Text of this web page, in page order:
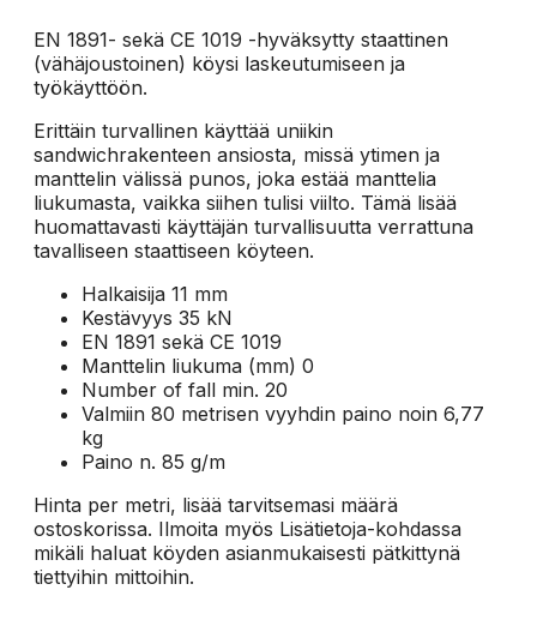
EN 1891- sekä CE 1019 -hyväksytty staattinen
(vähäjoustoinen) köysi laskeutumiseen ja
työkäyttöön.
Erittäin turvallinen käyttää uniikin
sandwichrakenteen ansiosta, missä ytimen ja
manttelin välissä punos, joka estää manttelia
liukumasta, vaikka siihen tulisi viilto. Tämä lisää
huomattavasti käyttäjän turvallisuutta verrattuna
tavalliseen staattiseen köyteen.
Halkaisija 11 mm
Kestävyys 35 kN
EN 1891 sekä CE 1019
Manttelin liukuma (mm) 0
Number of fall min. 20
Valmiin 80 metrisen vyyhdin paino noin 6,77
kg
Paino n. 85 g/m
Hinta per metri, lisää tarvitsemasi määrä
ostoskorissa. Ilmoita myös Lisätietoja-kohdassa
mikäli haluat köyden asianmukaisesti pätkittynä
tiettyihin mittoihin.